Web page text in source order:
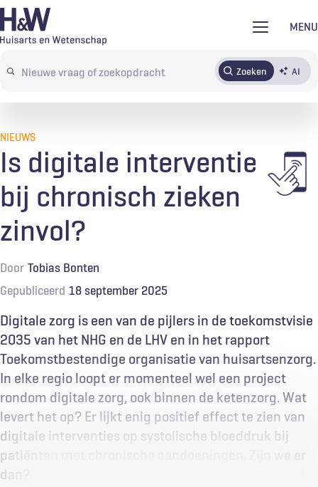
Overslaan
en
de
MENU
Search
terms
Zoeken AI
AbonnerenTijdschrift Inloggen
NIEUWS
Is digitale interventie
bij chronisch zieken
zinvol?
Door Tobias Bonten
Gepubliceerd 18 september 2025
Digitale zorg is een van de pijlers in de toekomstvisie
2035 van het NHG en de LHV en in het rapport
Toekomstbestendige organisatie van huisartsenzorg.
In elke regio loopt er momenteel wel een project
rondom digitale zorg, ook binnen de ketenzorg. Wat
levert het op? Er lijkt enig positief effect te zien van
digitale interventies op systolische bloeddruk bij
patiënten met chronische aandoeningen. Zijn we er
dan?